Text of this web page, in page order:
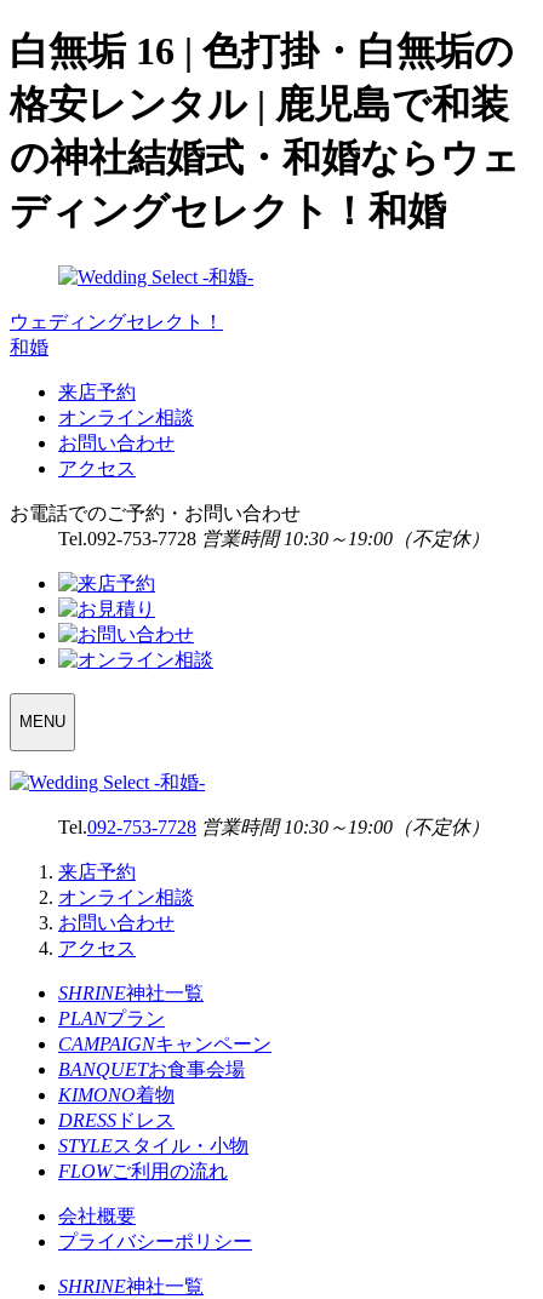
白無垢 16 | 色打掛・白無垢の
格安レンタル | 鹿児島で和装
の神社結婚式・和婚ならウェ
ディングセレクト！和婚
ウェディングセレクト！
和婚
来店予約
オンライン相談
お問い合わせ
アクセス
お電話でのご予約・お問い合わせ
Tel.092-753-7728 営業時間 10:30～19:00（不定休）
SELECT
MENU
Tel.092-753-7728 営業時間 10:30～19:00（不定休）
来店予約
オンライン相談
お問い合わせ
アクセス
SHRINE神社一覧
PLANプラン
CAMPAIGNキャンペーン
BANQUETお食事会場
KIMONO着物
DRESS ドレス
STYLEスタイル・小物
FLOWご利用の流れ
会社概要
プライバシーポリシー
SHRINE神社一覧